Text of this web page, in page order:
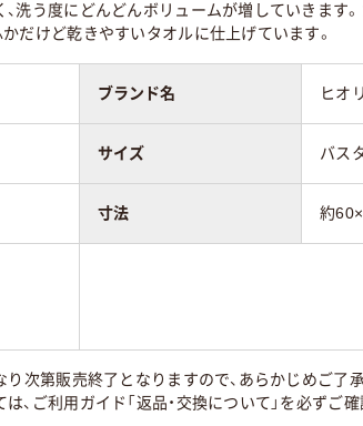
洗う度にどんどんボリュームが増していきます
だけど乾きやすいタオルに仕上げています。
ブランド名 ヒオ
サイズ バス
寸法 約
り次第販売終了となりますので、あらかじめご了
ご利用ガイド「返品・交換について」を必ずご確